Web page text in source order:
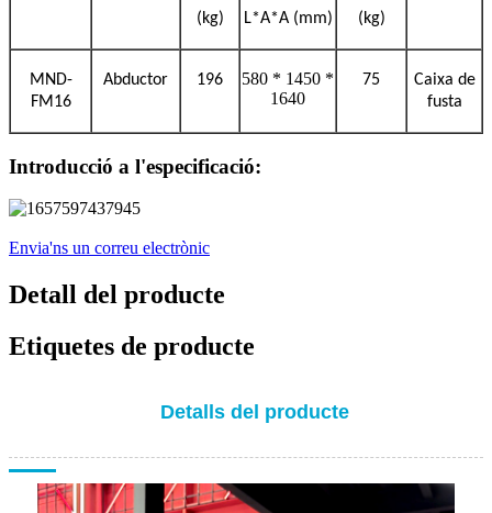
(kg) L*A*A (mm) (kg)
MND-
FM16
Abductor 196
580 * 1450 *
1640
75
Caixa de
fusta
Introducció a l'especificació:
Envia'ns un correu electrònic
Detall del producte
Etiquetes de producte
Detalls del producte